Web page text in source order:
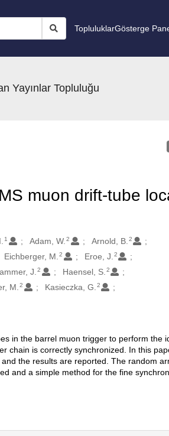
TopluluklarGösterge
Yayınlar Topluluğu
muon drift-tube
1 Adam, W. 2 Arnold, B. 2
Eichberger, M. 2 Eroe, J. 2
J. 2 Haensel, S. 2
M. 2 Kasieczka, G. 2
in the barrel muon trigger to perform the
chain is correctly synchronized. In this
the results are reported. The random
and a simple method for the fine